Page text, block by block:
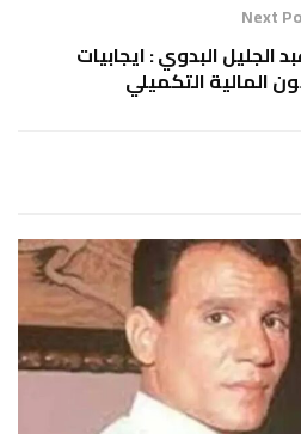
Next
الجليل البدوي : ايجابيات
المالية التكميلي